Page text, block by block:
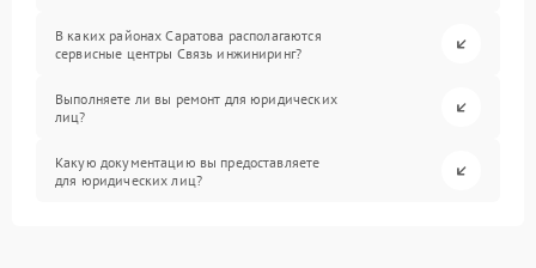
В каких районах Саратова располагаются
сервисные центры Связь инжиниринг?
Выполняете ли вы ремонт для юридических
лиц?
Какую документацию вы предоставляете
для юридических лиц?